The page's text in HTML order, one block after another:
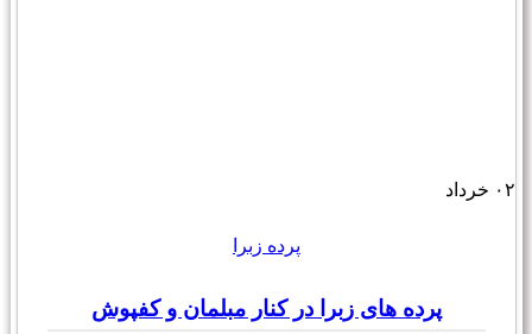
۰۲ خرداد
پرده زبرا
پرده های زبرا در کنار مبلمان و کفپوش